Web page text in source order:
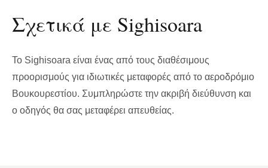
Σχετικά με Sighisoara
Το Sighisoara είναι ένας από τους διαθέσιμους
προορισμούς για ιδιωτικές μεταφορές από το αεροδρόμιο
Βουκουρεστίου. Συμπληρώστε την ακριβή διεύθυνση και
ο οδηγός θα σας μεταφέρει απευθείας.